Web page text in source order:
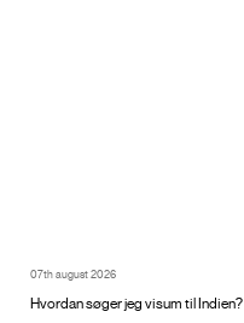
07th august 2026
Hvordan søger jeg visum til Indien?